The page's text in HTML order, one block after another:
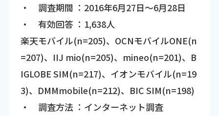
・ 調査期間 ：2016年6月27日～6月28日
・ 有効回答 ：1,638人
楽天モバイル(n=205)、OCNモバイルONE(n
=207)、IIJ mio(n=205)、mineo(n=201)、B
IGLOBE SIM(n=217)、イオンモバイル(n=19
3)、DMMmobile(n=212)、BIC SIM(n=198)
・ 調査方法 ：インターネット調査